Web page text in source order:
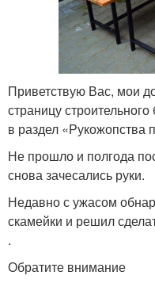
Приветствую Вас, мои
страницу
в раздел «Рукожопства
Не прошло и полгода
снова зачесались руки.
Недавно с ужасом
скамейки и решил
.
Обратите внимание